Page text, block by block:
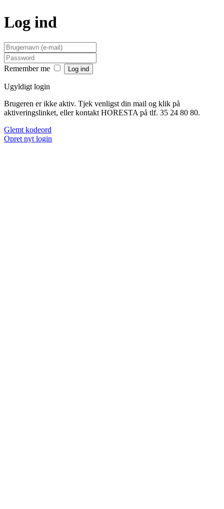
Log ind
Remember me
Ugyldigt login
Brugeren er ikke aktiv. Tjek venligst din mail og klik på
aktiveringslinket, eller kontakt HORESTA på tlf. 35 24 80 80.
Glemt kodeord
Opret nyt login